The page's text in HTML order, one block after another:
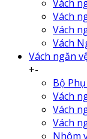
Vách
Vách
Vách
Vách
Vách ngăn
+-
Bộ
Vách
Vách
Vách
Nhôm